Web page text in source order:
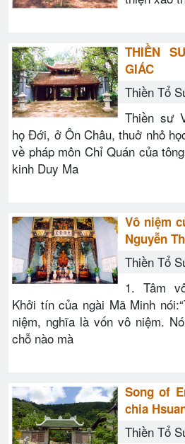
THIỀN
GIÁC
Thiền Tổ
Thiền sư
họ Đới, ở Ôn Châu, thuở nhỏ
về pháp môn Chỉ Quán của
kinh Duy Ma
Vô niệm
Nguyễn
Thiền Tổ
1. Tâm
Khởi tín của ngài Mã Minh
niệm, nghĩa là vốn vô niệm.
chỗ nào mà
Song of
chia
Thiền Tổ